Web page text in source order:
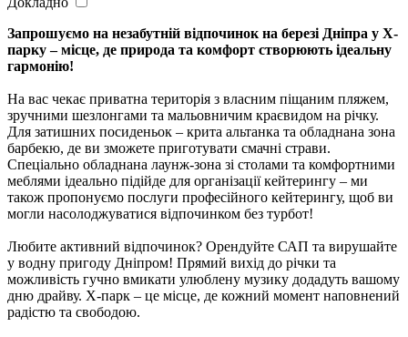
Запрошуємо на незабутній відпочинок на березі Дніпра у X-
парку – місце, де природа та комфорт створюють ідеальну
гармонію!
На вас чекає приватна територія з власним піщаним пляжем,
зручними шезлонгами та мальовничим краєвидом на річку.
Для затишних посиденьок – крита альтанка та обладнана зона
барбекю, де ви зможете приготувати смачні страви.
Спеціально обладнана лаунж-зона зі столами та комфортними
меблями ідеально підійде для організації кейтерингу – ми
також пропонуємо послуги професійного кейтерингу, щоб ви
могли насолоджуватися відпочинком без турбот!
Любите активний відпочинок? Орендуйте САП та вирушайте
у водну пригоду Дніпром! Прямий вихід до річки та
можливість гучно вмикати улюблену музику додадуть вашому
дню драйву. X-парк – це місце, де кожний момент наповнений
радістю та свободою.